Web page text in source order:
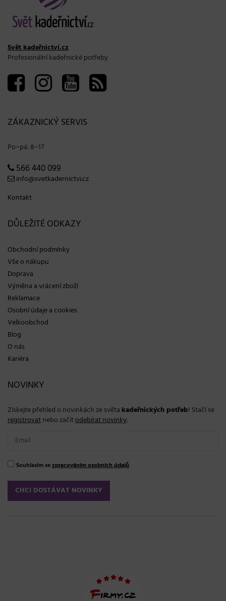
Svět kadeřnictví.cz
Profesionální kadeřnické potřeby
ZÁKAZNICKÝ SERVIS
Po−pá: 8−17
566 440 099
info@svetkadernictvi.cz
Kontakt
DŮLEŽITÉ ODKAZY
Obchodní podmínky
Vše o nákupu
Doprava
Výměna a vrácení zboží
Reklamace
Osobní údaje a cookies
Velkoobchod
Blog
O nás
Kariéra
NOVINKY
Získejte přehled o novinkách ze světa kadeřnických potřeb! Stačí se
registrovatnebo začítodebírat novinky:
Souhlasím sezpracováním osobních údajů